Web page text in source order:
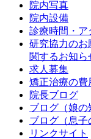
院内写真
院内設備
診療時間・ア
研究協力のお
関するお知ら
求人募集
矯正治療の費
院長ブログ
ブログ（娘の
ブログ（息子
リンクサイト